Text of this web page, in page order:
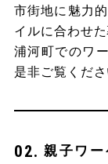
市街地に魅力
イルに合わせ
浦河町でのワ
是非ご覧くださ
親子ワ